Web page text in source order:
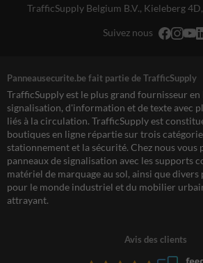
TrafficSupply Belgium B.V., Kieleberg 4D,
Suivez nous
Panneausecurite.be fait partie de TrafficSupply
TrafficSupply est le plus grand fournisseur en
signalisation, d'information et de texte avec
liés à la circulation. TrafficSupply est
boutiques en ligne répartie sur trois
stationnement et la sécurité. Chez nous vous
panneaux de signalisation avec les supports
matériel de marquage au sol, ainsi que
pour le monde industriel et du mobilier
attrayant.
Avis des clients